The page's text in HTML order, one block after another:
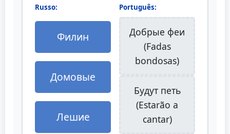
Russo:
Филин
Домовые
Лешие
Português:
Добрые феи
(Fadas
bondosas)
Будут петь
(Estarão a
cantar)